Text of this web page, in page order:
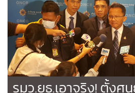
รมว.ยธ.เอาจริง! ตั้ง